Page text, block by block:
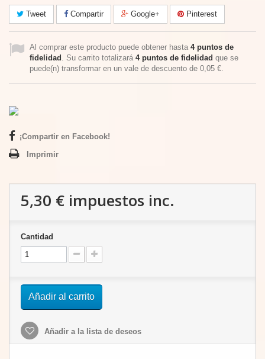
Tweet Compartir Google+ Pinterest
Al comprar este producto puede obtener hasta 4puntos de
fidelidad . Su carrito totalizará 4puntos de fidelidad que se
puede(n) transformar en un vale de descuento de 0,05 €.
¡Compartir en Facebook!
Imprimir
5,30 € impuestos inc.
Cantidad
Añadir al carrito
Añadir a la lista de deseos